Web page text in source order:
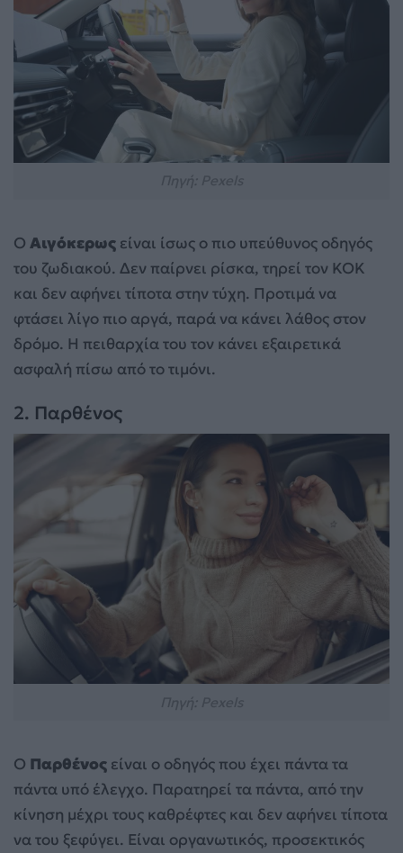
Ο Αιγόκερως είναι ίσως ο πιο υπεύθυνος οδηγός
του ζωδιακού. Δεν παίρνει ρίσκα, τηρεί τον ΚΟΚ
και δεν αφήνει τίποτα στην τύχη. Προτιμά να
φτάσει λίγο πιο αργά, παρά να κάνει λάθος στον
δρόμο. Η πειθαρχία του τον κάνει εξαιρετικά
ασφαλή πίσω από το τιμόνι.
2. Παρθένος
Ο Παρθένος είναι ο οδηγός που έχει πάντα τα
πάντα υπό έλεγχο. Παρατηρεί τα πάντα, από την
κίνηση μέχρι τους καθρέφτες και δεν αφήνει τίποτα
να του ξεφύγει. Είναι οργανωτικός, προσεκτικός